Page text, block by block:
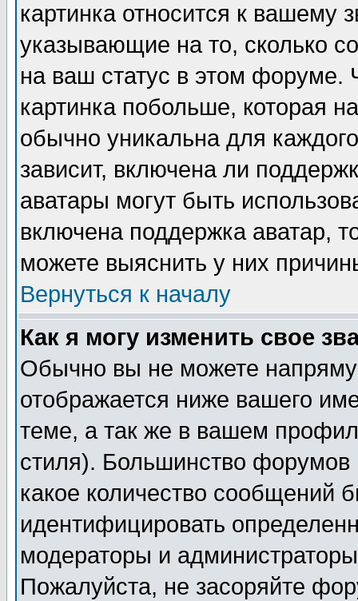
картинка относится к вашему
указывающие на то, сколько
на ваш статус в этом форуме.
картинка побольше, которая
обычно уникальна для
зависит, включена ли
аватары могут быть
включена поддержка аватар,
можете выяснить у них
Вернуться к началу
Как я могу изменить свое
Обычно вы не можете
отображается ниже вашего
теме, а так же в вашем
стиля). Большинство форумов
какое количество сообщений
идентифицировать
модераторы и
Пожалуйста, не засоряйте